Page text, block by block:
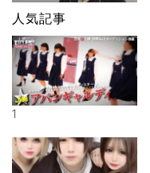
人気記事
1